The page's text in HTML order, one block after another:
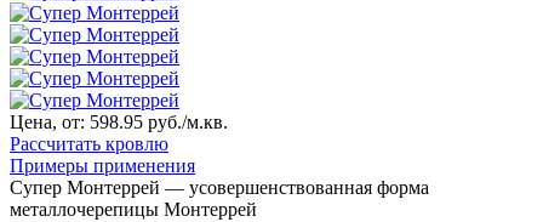
Цена, от: 598.95 руб./м.кв.
Рассчитать кровлю
Примеры применения
Супер Монтеррей — усовершенствованная форма
металлочерепицы Монтеррей